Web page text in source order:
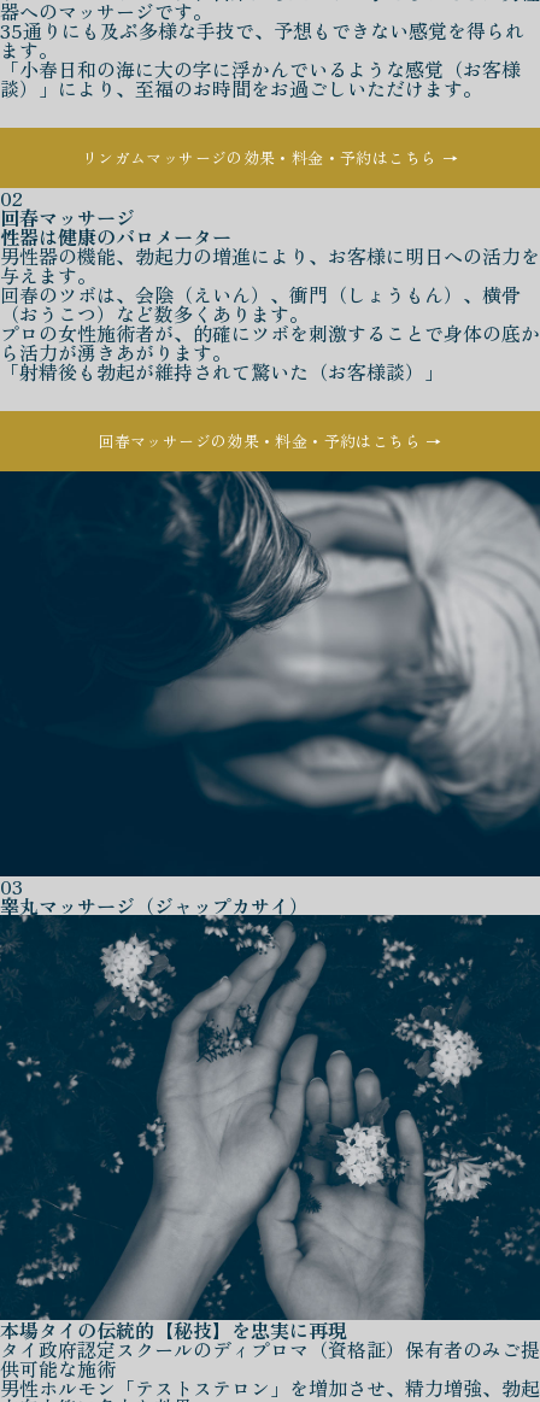
器へのマッサージです。
35通りにも及ぶ多様な手技で、予想もできない感覚を得られ
ます。
「小春日和の海に大の字に浮かんでいるような感覚（お客様
談）」により、至福のお時間をお過ごしいただけます。
リンガムマッサージの効果・料金・予約はこちら →
02
回春マッサージ
性器は健康のバロメーター
男性器の機能、勃起力の増進により、お客様に明日への活力を
与えます。
回春のツボは、会陰（えいん）、衝門（しょうもん）、横骨
（おうこつ）など数多くあります。
プロの女性施術者が、的確にツボを刺激することで身体の底か
ら活力が湧きあがります。
「射精後も勃起が維持されて驚いた（お客様談）」
回春マッサージの効果・料金・予約はこちら →
03
睾丸マッサージ（ジャップカサイ）
本場タイの伝統的【秘技】を忠実に再現
タイ政府認定スクールのディプロマ（資格証）保有者のみご提
供可能な施術
男性ホルモン「テストステロン」を増加させ、精力増強、勃起